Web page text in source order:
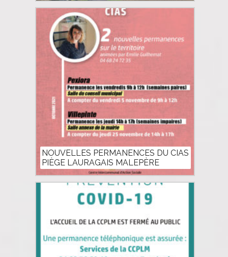
NOUVELLES PERMANENCES DU CIAS
PIÈGE LAURAGAIS MALEPÈRE